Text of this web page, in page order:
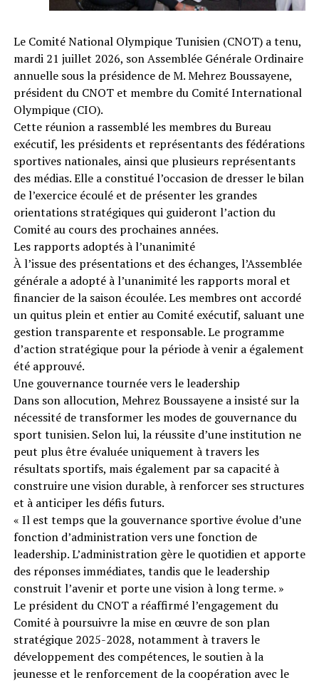
Le Comité National Olympique Tunisien (CNOT) a tenu,
mardi 21 juillet 2026, son Assemblée Générale Ordinaire
annuelle sous la présidence de M. Mehrez Boussayene,
président du CNOT et membre du Comité International
Olympique (CIO).
Cette réunion a rassemblé les membres du Bureau
exécutif, les présidents et représentants des fédérations
sportives nationales, ainsi que plusieurs représentants
des médias. Elle a constitué l’occasion de dresser le bilan
de l’exercice écoulé et de présenter les grandes
orientations stratégiques qui guideront l’action du
Comité au cours des prochaines années.
Les rapports adoptés à l’unanimité
À l’issue des présentations et des échanges, l’Assemblée
générale a adopté à l’unanimité les rapports moral et
financier de la saison écoulée. Les membres ont accordé
un quitus plein et entier au Comité exécutif, saluant une
gestion transparente et responsable. Le programme
d’action stratégique pour la période à venir a également
été approuvé.
Une gouvernance tournée vers le leadership
Dans son allocution, Mehrez Boussayene a insisté sur la
nécessité de transformer les modes de gouvernance du
sport tunisien. Selon lui, la réussite d’une institution ne
peut plus être évaluée uniquement à travers les
résultats sportifs, mais également par sa capacité à
construire une vision durable, à renforcer ses structures
et à anticiper les défis futurs.
« Il est temps que la gouvernance sportive évolue d’une
fonction d’administration vers une fonction de
leadership. L’administration gère le quotidien et apporte
des réponses immédiates, tandis que le leadership
construit l’avenir et porte une vision à long terme. »
Le président du CNOT a réaffirmé l’engagement du
Comité à poursuivre la mise en œuvre de son plan
stratégique 2025-2028, notamment à travers le
développement des compétences, le soutien à la
jeunesse et le renforcement de la coopération avec le